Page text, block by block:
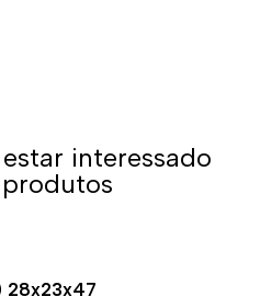
seguro e adaptável
para uso diário em
densidade específica do
interessado
28x23x47